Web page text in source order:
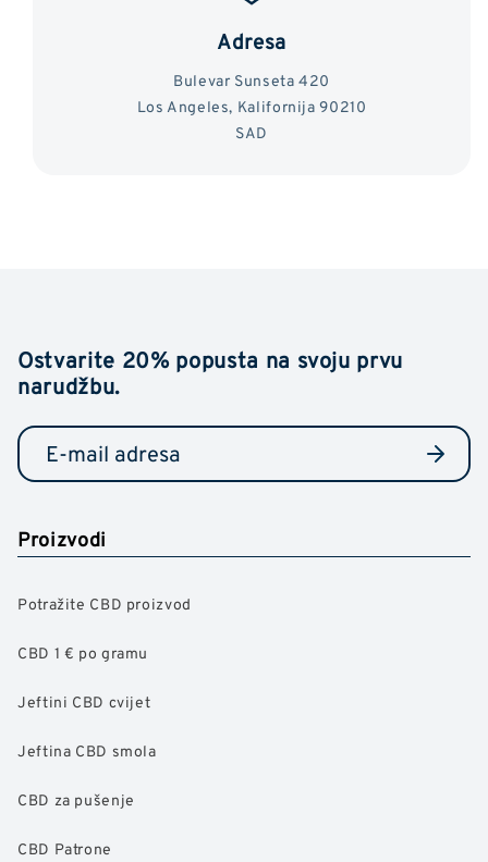
Adresa
Bulevar Sunseta 420
Los Angeles, Kalifornija 90210
SAD
Ostvarite 20% popusta na svoju prvu
narudžbu.
Proizvodi
Potražite CBD proizvod
CBD 1 € po gramu
Jeftini CBD cvijet
Jeftina CBD smola
CBD za pušenje
CBD Patrone